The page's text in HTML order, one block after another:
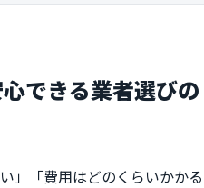
できる業者選びの
」「費用はどのくらいかかる